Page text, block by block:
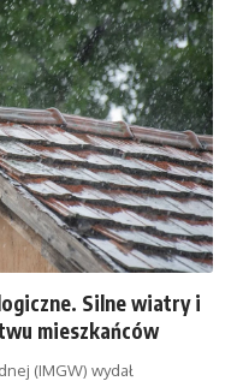
Silne wiatry i
mieszkańców
(IMGW) wydał